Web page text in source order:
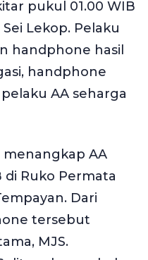
pukul 01.00 WIB
Lekop. Pelaku
handphone hasil
handphone
AA seharga
menangkap AA
Ruko Permata
Dari
tersebut
MJS.